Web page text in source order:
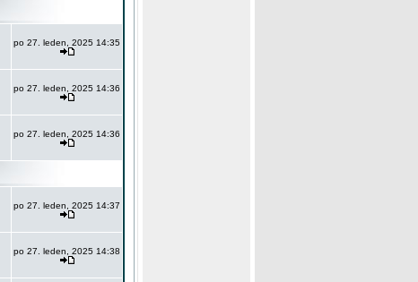
po 27. leden, 2025 14:35
po 27. leden, 2025 14:36
po 27. leden, 2025 14:36
po 27. leden, 2025 14:37
po 27. leden, 2025 14:38